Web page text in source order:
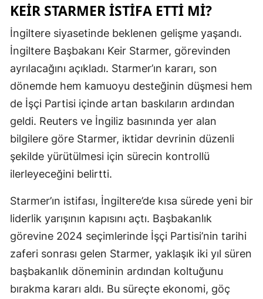
KEIR STARMER ISTIFA ETTI MI?
İngiltere siyasetinde beklenen gelişme yaşandı.
İngiltere Başbakanı Keir Starmer, görevinden
ayrılacağını açıkladı. Starmer’ın kararı, son
dönemde hem kamuoyu desteğinin düşmesi hem
de İşçi Partisi içinde artan baskıların ardından
geldi. Reuters ve İngiliz basınında yer alan
bilgilere göre Starmer, iktidar devrinin düzenli
şekilde yürütülmesi için sürecin kontrollü
ilerleyeceğini belirtti.
Starmer’ın istifası, İngiltere’de kısa sürede yeni bir
liderlik yarışının kapısını açtı. Başbakanlık
görevine 2024 seçimlerinde İşçi Partisi’nin tarihi
zaferi sonrası gelen Starmer, yaklaşık iki yıl süren
başbakanlık döneminin ardından koltuğunu
bırakma kararı aldı. Bu süreçte ekonomi, göç